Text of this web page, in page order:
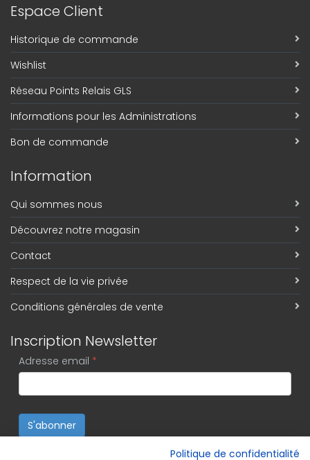
Espace Client
Historique de commande
Wishlist
Réseau Points Relais GLS
Informations pour les Administrations
Bon de commande
Information
Qui sommes nous
Découvrez notre magasin
Contact
Respect de la vie privée
Conditions générales de vente
Inscription Newsletter
Adresse email *
S'abonner
Politique de confidentialité